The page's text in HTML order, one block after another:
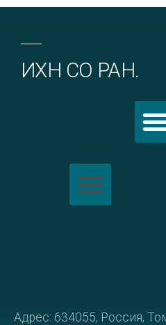
ИХН СО РАН.
Адрес: 634055, Россия,